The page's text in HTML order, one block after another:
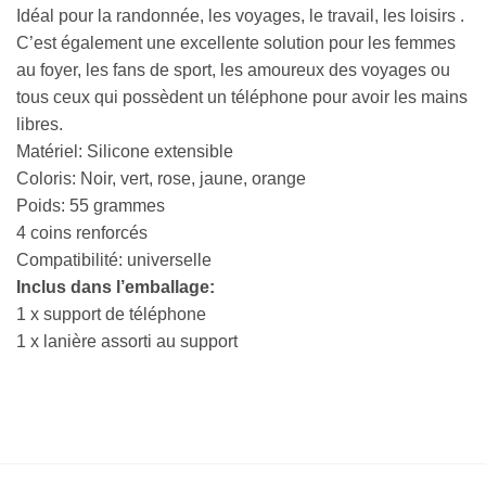
Idéal pour la randonnée, les voyages, le travail, les loisirs .
C’est également une excellente solution pour les femmes
au foyer, les fans de sport, les amoureux des voyages ou
tous ceux qui possèdent un téléphone pour avoir les mains
libres.
Matériel: Silicone extensible
Coloris: Noir, vert, rose, jaune, orange
Poids: 55 grammes
4 coins renforcés
Compatibilité: universelle
Inclus dans l’emballage:
1 x support de téléphone
1 x lanière assorti au support